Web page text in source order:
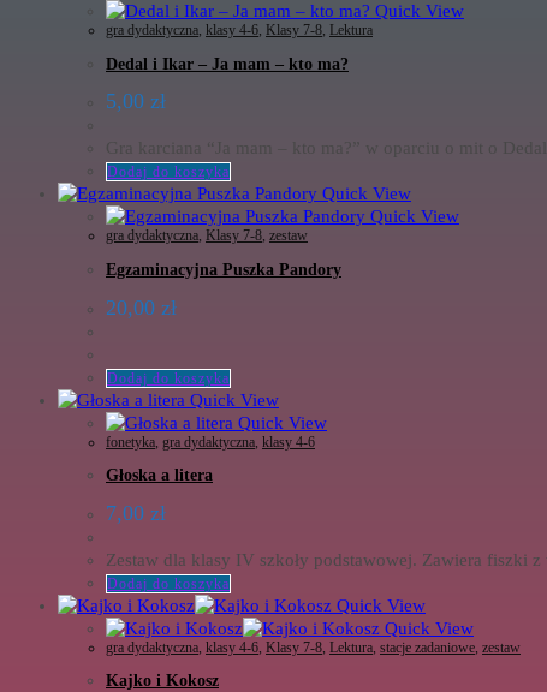
Quick View
gra dydaktyczna, klasy 4-6, Klasy 7-8, Lektura
Dedal i Ikar – Ja mam – kto ma?
5,00 zł
Gra karciana “Ja mam – kto ma?” w oparciu o mit o
Dodaj do koszyka
Quick View
Quick View
gra dydaktyczna, Klasy 7-8, zestaw
Egzaminacyjna Puszka Pandory
20,00 zł
Dodaj do koszyka
Quick View
Quick View
fonetyka gra dydaktyczna klasy 4-6
Głoska a litera
7,00 zł
Zestaw dla klasy IV szkoły podstawowej. Zawiera fiszki z
Dodaj do koszyka
Quick View
Quick View
gra dydaktyczna, klasy 4-6, Klasy 7-8, Lektura, stacje zadaniowe, zestaw
Kajko i Kokosz